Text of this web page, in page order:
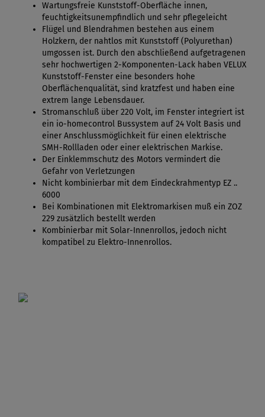
Wartungsfreie Kunststoff-Oberfläche innen,
feuchtigkeitsunempfindlich und sehr pflegeleicht
Flügel und Blendrahmen bestehen aus einem
Holzkern, der nahtlos mit Kunststoff (Polyurethan)
umgossen ist. Durch den abschließend aufgetragenen
sehr hochwertigen 2-Komponenten-Lack haben VELUX
Kunststoff-Fenster eine besonders hohe
Oberflächenqualität, sind kratzfest und haben eine
extrem lange Lebensdauer.
Stromanschluß über 220 Volt, im Fenster integriert ist
ein io-homecontrol Bussystem auf 24 Volt Basis und
einer Anschlussmöglichkeit für einen elektrische
SMH-Rollladen oder einer elektrischen Markise.
Der Einklemmschutz des Motors vermindert die
Gefahr von Verletzungen
Nicht kombinierbar mit dem Eindeckrahmentyp EZ ..
6000
Bei Kombinationen mit Elektromarkisen muß ein ZOZ
229 zusätzlich bestellt werden
Kombinierbar mit Solar-Innenrollos, jedoch nicht
kompatibel zu Elektro-Innenrollos.